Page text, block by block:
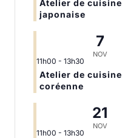
Atelier de cuisine
japonaise
7
NOV
11h00 - 13h30
Atelier de cuisine
coréenne
21
NOV
11h00 - 13h30